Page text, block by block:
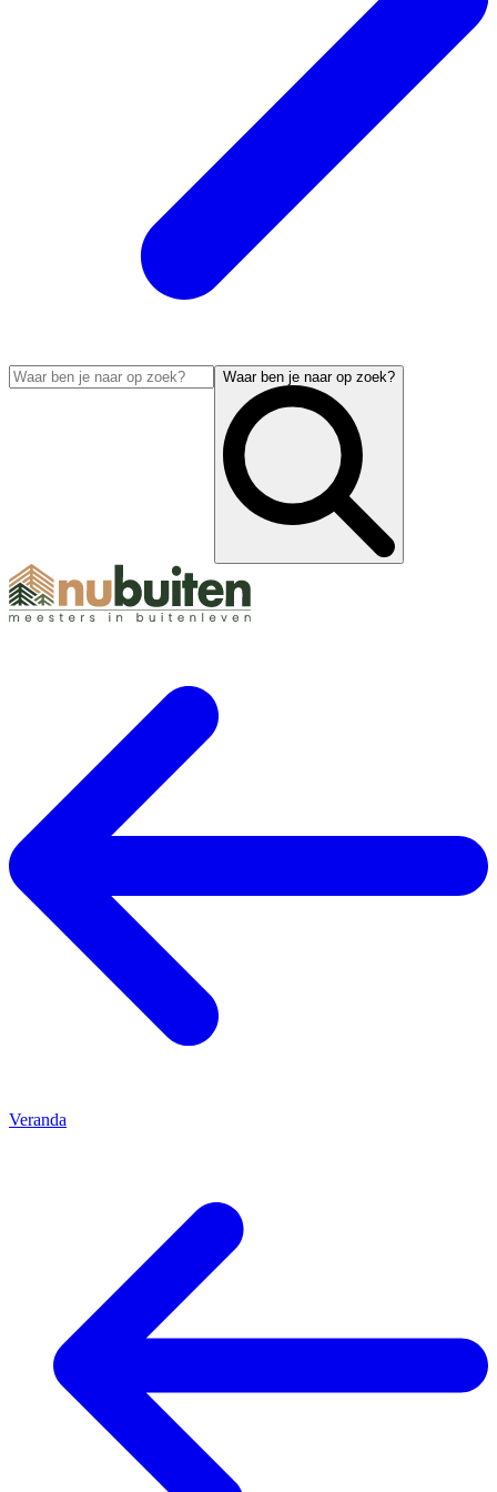
Waar ben je naar op zoek?
Veranda